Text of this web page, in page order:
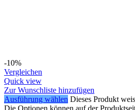
-10%
Vergleichen
Quick view
Zur Wunschliste hinzufügen
Ausführung wählen Dieses Produkt